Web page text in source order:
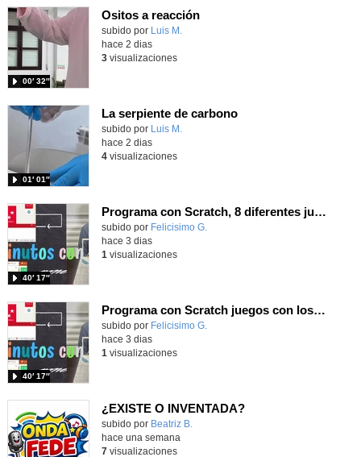
Ositos a reacción
Contenido educativo.
subido por Luis M.
00′ 32″
hace 2 dias
3visualizaciones
La serpiente de carbono
Contenido educativo.
subido por Luis M.
01′ 01″
hace 2 dias
4visualizaciones
Programa con Scratch, 8 diferentes juegos para vivir la emoción de los partidos de España en el mundial 2026
Contenido educativo.
subido por Felicisimo G.
40′ 17″
hace 3 dias
1 visualizaciones
Programa con Scratch juegos con los partidos del mundial 2026 ganados por España
Contenido educativo.
subido por Felicisimo G.
40′ 17″
hace 3 dias
1 visualizaciones
¿EXISTE O INVENTADA?
Contenido educativo.
subido por Beatriz B.
hace una semana
7visualizaciones